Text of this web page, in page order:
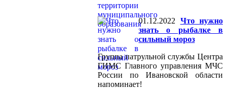
01.12.2022
Что нужно
знать о рыбалке в
сильный мороз
Группа патрульной службы Центра
ГИМС Главного управления МЧС
России по Ивановской области
напоминает!